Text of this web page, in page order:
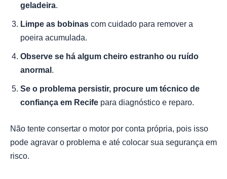
geladeira.
Limpe as bobinas com cuidado para remover a
poeira acumulada.
Observe se há algum cheiro estranho ou ruído
anormal.
Se o problema persistir, procure um técnico de
confiança em Recife para diagnóstico e reparo.
Não tente consertar o motor por conta própria, pois isso
pode agravar o problema e até colocar sua segurança em
risco.